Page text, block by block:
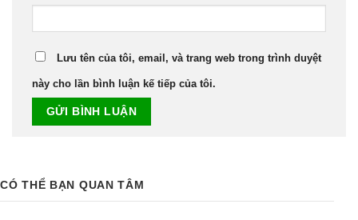
CÓ THỂ BẠN QUAN TÂM
Lưu tên của tôi, email, và trang web trong trình duyệt
này cho lần bình luận kế tiếp của tôi.